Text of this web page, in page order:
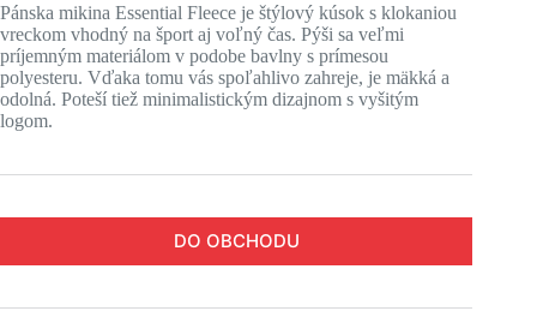
83,95 €.
69,95 €.
Pánska mikina Essential Fleece je štýlový kúsok s klokaniou
vreckom vhodný na šport aj voľný čas. Pýši sa veľmi
príjemným materiálom v podobe bavlny s prímesou
polyesteru. Vďaka tomu vás spoľahlivo zahreje, je mäkká a
odolná. Poteší tiež minimalistickým dizajnom s vyšitým
logom.
DO OBCHODU